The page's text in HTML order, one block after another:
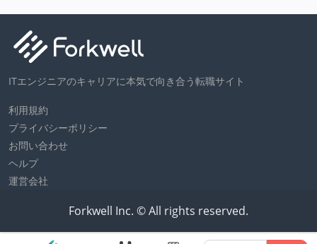
ITエンジニアのキャリアに本気で向き合う転職サイト
利用規約
プライバシーポリシー
お問い合わせ
ヘルプ
運営会社
Forkwell Inc. © All rights reserved.